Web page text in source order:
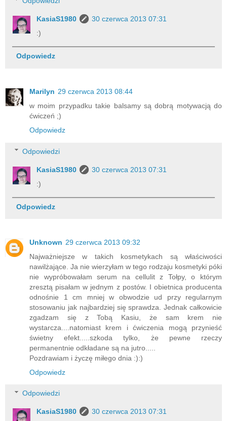
KasiaS1980
30 czerwca 2013 07:31
:)
Odpowiedz
Marilyn 29 czerwca 2013 08:44
w moim przypadku takie balsamy są dobrą motywacją do
ćwiczeń ;)
Odpowiedz
Odpowiedzi
KasiaS1980
30 czerwca 2013 07:31
:)
Odpowiedz
Unknown 29 czerwca 2013 09:32
Najważniejsze w takich kosmetykach są właściwości
nawilżające. Ja nie wierzyłam w tego rodzaju kosmetyki póki
nie wypróbowałam serum na cellulit z Tołpy, o którym
zresztą pisałam w jednym z postów. I obietnica producenta
odnośnie 1 cm mniej w obwodzie ud przy regularnym
stosowaniu jak najbardziej się sprawdza. Jednak całkowicie
zgadzam się z Tobą Kasiu, że sam krem nie
wystarcza....natomiast krem i ćwiczenia mogą przynieść
świetny efekt.....szkoda tylko, że pewne rzeczy
permanentnie odkładane są na jutro.....
Pozdrawiam i życzę miłego dnia :):)
Odpowiedz
Odpowiedzi
KasiaS1980
30 czerwca 2013 07:31